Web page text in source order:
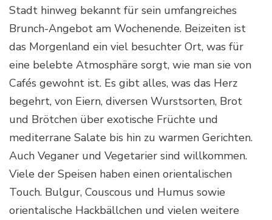
Stadt hinweg bekannt für sein umfangreiches
Brunch-Angebot am Wochenende. Beizeiten ist
das Morgenland ein viel besuchter Ort, was für
eine belebte Atmosphäre sorgt, wie man sie von
Cafés gewohnt ist. Es gibt alles, was das Herz
begehrt, von Eiern, diversen Wurstsorten, Brot
und Brötchen über exotische Früchte und
mediterrane Salate bis hin zu warmen Gerichten.
Auch Veganer und Vegetarier sind willkommen.
Viele der Speisen haben einen orientalischen
Touch. Bulgur, Couscous und Humus sowie
orientalische Hackbällchen und vielen weitere